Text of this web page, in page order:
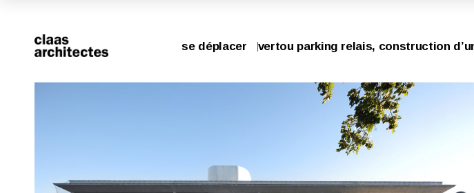
se déplacer vertou parking relais, construction